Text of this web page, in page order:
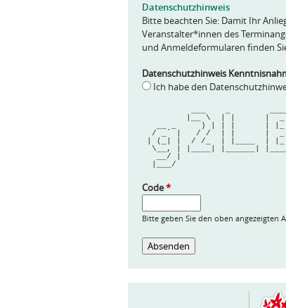
*
Datenschutzhinweis
Bitte beachten Sie: Damit Ihr
Veranstalter*innen des
und Anmeldeformularen finden
Datenschutzhinweis
Ich habe den
|__ \  | |
__ _     ) | | |      |
/ _` |   / /  | |      |
| (_| |  / /_  | |____  |
\__, | |____| |______|
Code*
Bitte geben Sie den oben angezeigten